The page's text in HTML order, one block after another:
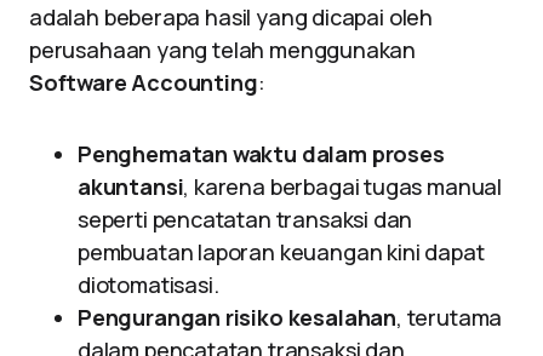
adalah beberapa hasil yang dicapai oleh
perusahaan yang telah menggunakan
Software Accounting:
Penghematan waktu dalam proses
akuntansi, karena berbagai tugas manual
seperti pencatatan transaksi dan
pembuatan laporan keuangan kini dapat
diotomatisasi.
Pengurangan risiko kesalahan, terutama
dalam pencatatan transaksi dan